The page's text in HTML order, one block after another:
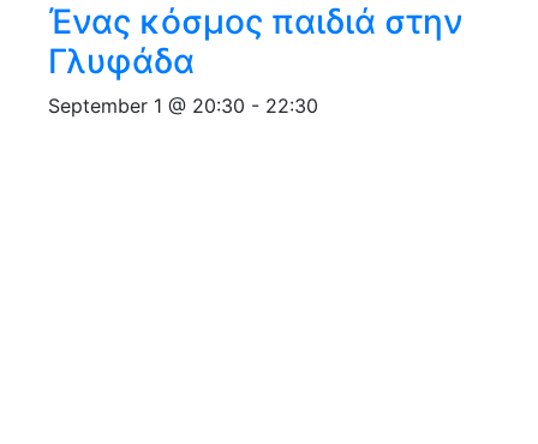
Ένας κόσμος παιδιά στην
Γλυφάδα
September 1 @ 20:30 - 22:30